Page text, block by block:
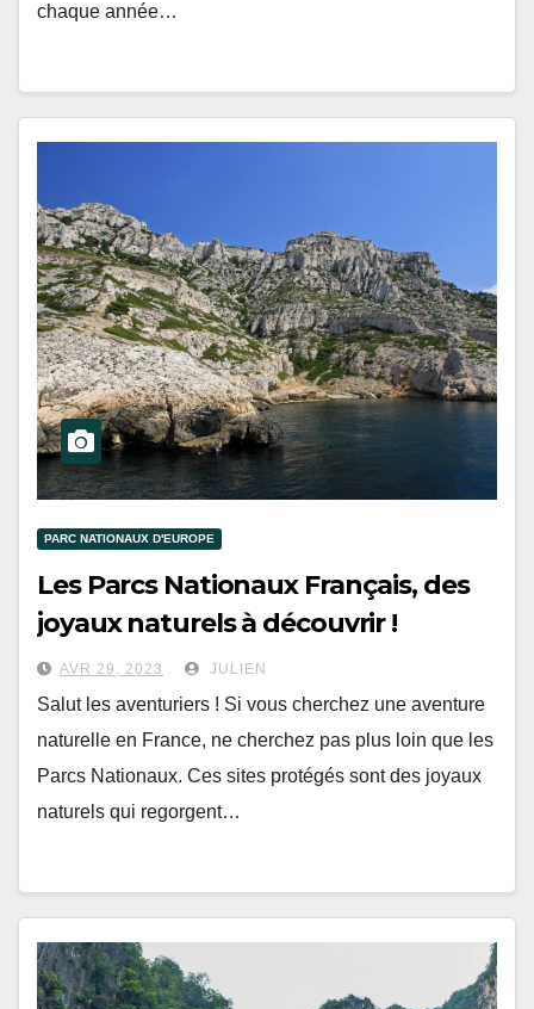
chaque année…
PARC NATIONAUX D'EUROPE
Les Parcs Nationaux Français, des
joyaux naturels à découvrir !
AVR 29, 2023 JULIEN
Salut les aventuriers ! Si vous cherchez une aventure
naturelle en France, ne cherchez pas plus loin que les
Parcs Nationaux. Ces sites protégés sont des joyaux
naturels qui regorgent…